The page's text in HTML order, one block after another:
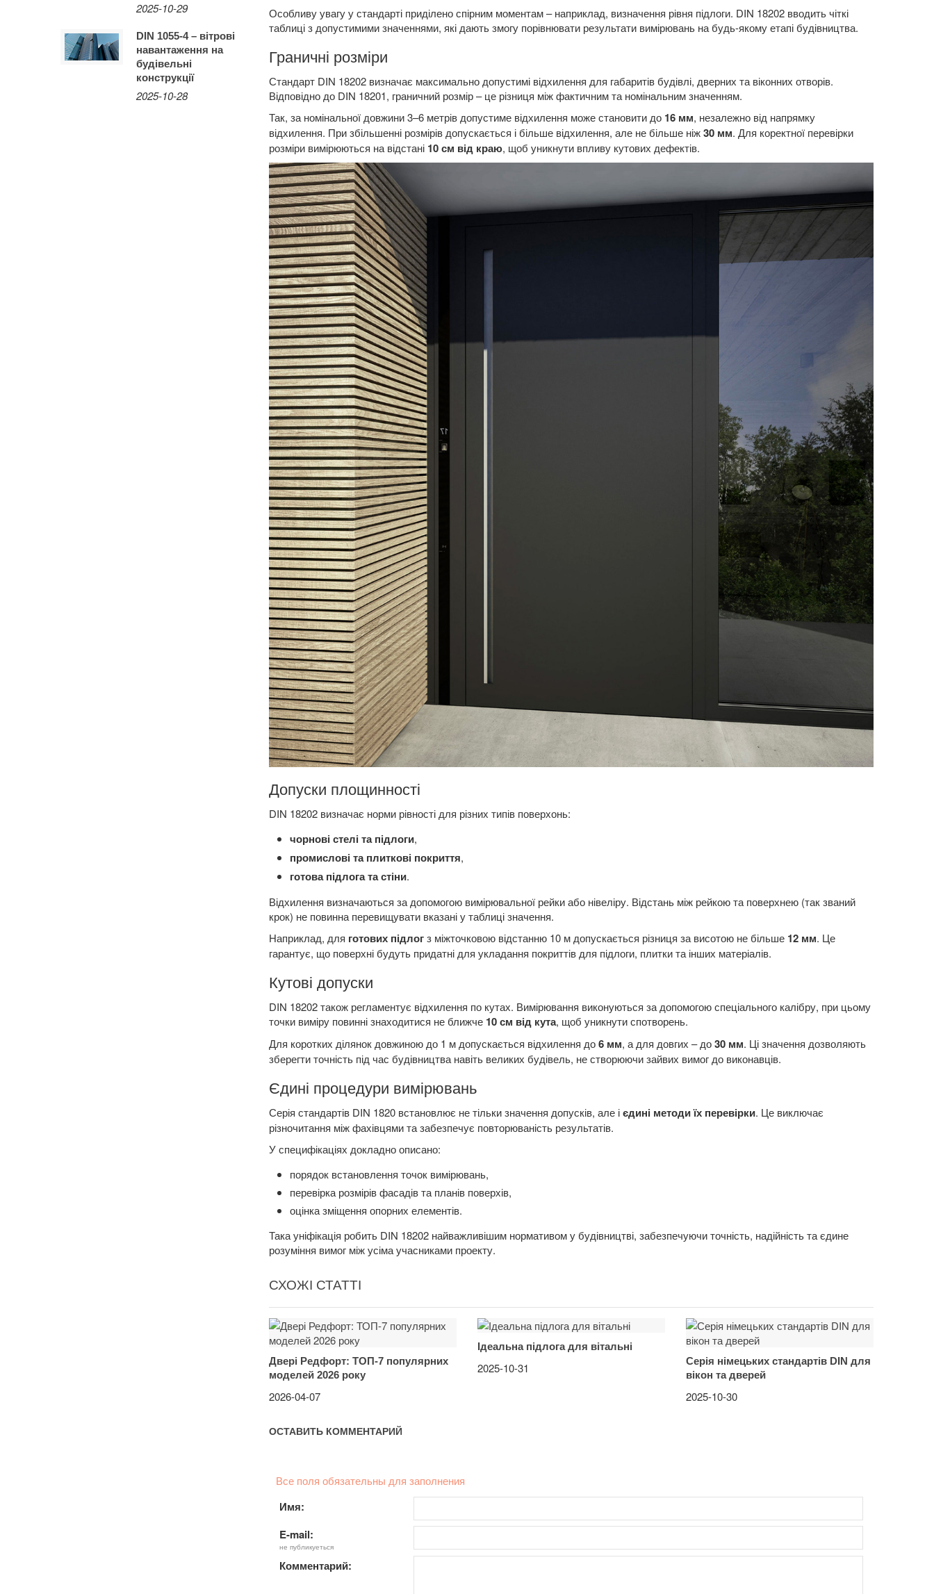
Особливу увагу у стандарті приділено спірним моментам – наприклад, визначення рівня підлоги. DIN 18202 вводить чіткі
таблиці з допустимими значеннями, які дають змогу порівнювати результати вимірювань на будь-якому етапі будівництва.
Граничні розміри
Стандарт DIN 18202 визначає максимально допустимі відхилення для габаритів будівлі, дверних та віконних отворів.
Відповідно до DIN 18201, граничний розмір – це різниця між фактичним та номінальним значенням.
Так, за номінальної довжини 3–6 метрів допустиме відхилення може становити до 16 мм, незалежно від напрямку
відхилення. При збільшенні розмірів допускається і більше відхилення, але не більше ніж30 мм. Для коректної перевірки
розміри вимірюються на відстані 10 см від краю, щоб уникнути впливу кутових дефектів.
Допуски площинності
DIN 18202 визначає норми рівності для різних типів поверхонь:
чорнові стелі та підлоги,
промислові та плиткові покриття,
готова підлога та стіни.
Відхилення визначаються за допомогою вимірювальної рейки або нівеліру. Відстань між рейкою та поверхнею (так званий
крок) не повинна перевищувати вказані у таблиці значення.
Наприклад, для готових підлогз міжточковою відстанню 10 м допускається різниця за висотою не більше 12 мм. Це
гарантує, що поверхні будуть придатні для укладання покриттів для підлоги, плитки та інших матеріалів.
Кутові допуски
DIN 18202 також регламентує відхилення по кутах. Вимірювання виконуються за допомогою спеціального калібру, при цьому
точки виміру повинні знаходитися не ближче 10 см від кута, щоб уникнути спотворень.
Для коротких ділянок довжиною до 1 м допускається відхилення до6 мм, а для довгих – до30 мм. Ці значення дозволяють
зберегти точність під час будівництва навіть великих будівель, не створюючи зайвих вимог до виконавців.
Єдині процедури вимірювань
Серія стандартів DIN 1820 встановлює не тільки значення допусків, але ієдині методи їх перевірки. Це виключає
різночитання між фахівцями та забезпечує повторюваність результатів.
У специфікаціях докладно описано:
порядок встановлення точок вимірювань,
перевірка розмірів фасадів та планів поверхів,
оцінка зміщення опорних елементів.
Така уніфікація робить DIN 18202 найважливішим нормативом у будівництві, забезпечуючи точність, надійність та єдине
розуміння вимог між усіма учасниками проекту.
СХОЖІ СТАТТІ
Двері Редфорт: ТОП-7 популярних
моделей 2026 року
2026-04-07
Ідеальна підлога для вітальні
2025-10-31
Серія німецьких стандартів DIN для
вікон та дверей
2025-10-30
ОСТАВИТЬ КОММЕНТАРИЙ
Все поля обязательны для заполнения
Имя:
E-mail:
не публикуеться
Комментарий:
2025-10-29
DIN 1055-4 – вітрові
навантаження на
будівельні
конструкції
2025-10-28